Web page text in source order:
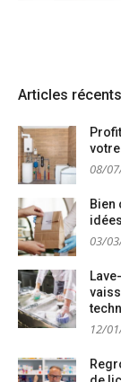
Articles récents
08/
Bien
03/
12/